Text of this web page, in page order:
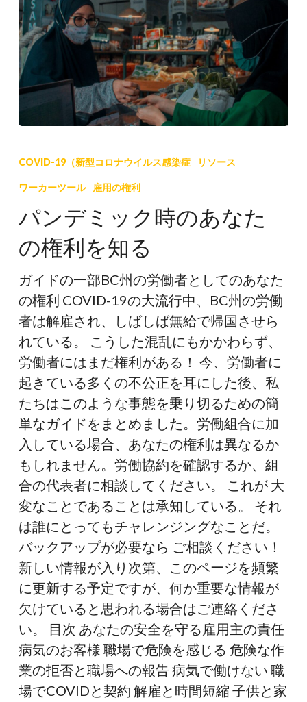
ン
ミ
ッ
ク
時
の
あ
な
た
の
権
利
を
知
る
COVID-19（新型コロナウイルス感染症 リソース
ワーカーツール 雇用の権利
パンデミック時のあなた
の権利を知る
ガイドの一部BC州の労働者としてのあなた
の権利 COVID-19の大流行中、BC州の労働
者は解雇され、しばしば無給で帰国させら
れている。 こうした混乱にもかかわらず、
労働者にはまだ権利がある！ 今、労働者に
起きている多くの不公正を耳にした後、私
たちはこのような事態を乗り切るための簡
単なガイドをまとめました。労働組合に加
入している場合、あなたの権利は異なるか
もしれません。労働協約を確認するか、組
合の代表者に相談してください。 これが 大
変なことであることは承知している。 それ
は誰にとってもチャレンジングなことだ。
バックアップが必要なら ご相談ください！
新しい情報が入り次第、このページを頻繁
に更新する予定ですが、何か重要な情報が
欠けていると思われる場合はご連絡くださ
い。 目次 あなたの安全を守る雇用主の責任
病気のお客様 職場で危険を感じる 危険な作
業の拒否と職場への報告 病気で働けない 職
場でCOVIDと契約 解雇と時間短縮 子供と家